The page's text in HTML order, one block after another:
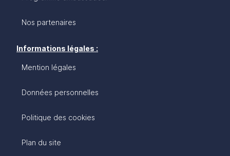
Nos partenaires
Informations légales :
Mention légales
Données personnelles
Politique des cookies
Plan du site